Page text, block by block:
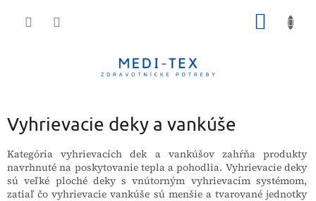
Vyhrievacie deky a vankúše
Kategória vyhrievacích dek a vankúšov zahŕňa produkty
navrhnuté na poskytovanie tepla a pohodlia. Vyhrievacie deky
sú veľké ploché deky s vnútorným vyhrievacím systémom,
zatiaľ čo vyhrievacie vankúše sú menšie a tvarované jednotky